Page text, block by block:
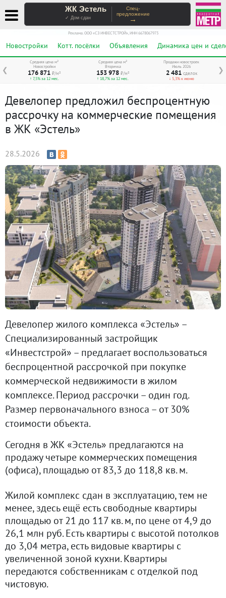
ЖК Эстель
✓ Дом сдан
Спец-
предложение
→
Реклама. ООО «СЗ ИНВЕСТСТРОЙ», ИНН 6678067973
Новостройки Котт. посёлки Объявления Динамика цен и
❮ ❯
Средняя цена м²
Новостройки
176 871 ₽/м²
↑ 7,5% за 12 мес.
Средняя цена м²
Вторичка
153 978 ₽/м²
↑ 18,7% за 12 мес.
Продажи новостроек
Июль 2026
2 481 сделок
↓ 5,3% к июню
Девелопер предложил беспроцентную
рассрочку на коммерческие помещения
в ЖК «Эстель»
28.5.2026
Девелопер жилого комплекса «Эстель» –
Специализированный застройщик
«Инвестстрой» – предлагает воспользоваться
беспроцентной рассрочкой при покупке
коммерческой недвижимости в жилом
комплексе. Период рассрочки – один год.
Размер первоначального взноса – от 30%
стоимости объекта.
Сегодня в ЖК «Эстель» предлагаются на
продажу четыре коммерческих помещения
(офиса), площадью от 83,3 до 118,8 кв. м.
Жилой комплекс сдан в эксплуатацию, тем не
менее, здесь ещё есть свободные квартиры
площадью от 21 до 117 кв. м, по цене от 4,9 до
26,1 млн руб. Есть квартиры с высотой потолков
до 3,04 метра, есть видовые квартиры с
увеличенной зоной кухни. Квартиры
передаются собственникам с отделкой под
чистовую.